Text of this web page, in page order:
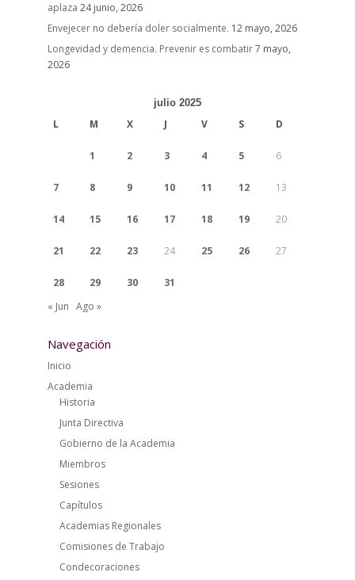
aplaza 24 junio, 2026
Envejecer no debería doler socialmente. 12 mayo, 2026
Longevidad y demencia. Prevenir es combatir7 mayo,
2026
julio 2025
L M X J V S D
1 2 3 4 5 6
7 8 9 10 11 12 13
14 15 16 17 18 19 20
21 22 23 24 25 26 27
28 29 30
31
« Jun Ago »
Navegación
Inicio
Academia
Historia
Junta Directiva
Gobierno de la Academia
Miembros
Sesiones
Capítulos
Academias Regionales
Comisiones de Trabajo
Condecoraciones